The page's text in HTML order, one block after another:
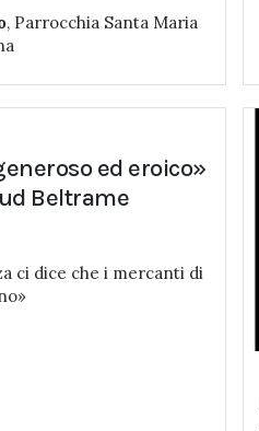
, Parrocchia Santa Maria
ed eroico»
Beltrame
ci dice che i mercanti di